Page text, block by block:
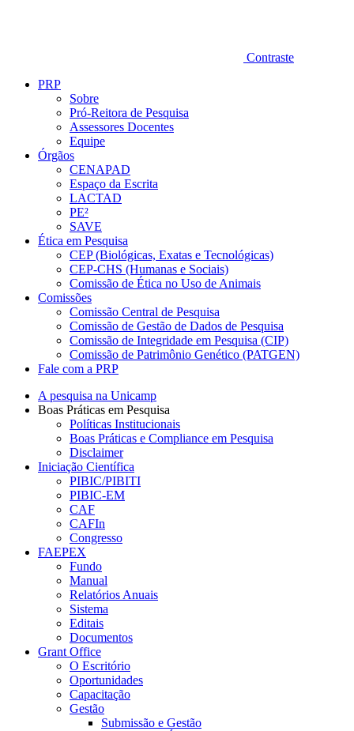
Contraste
PRP
Sobre
Pró-Reitora de Pesquisa
Assessores Docentes
Equipe
Órgãos
CENAPAD
Espaço da Escrita
LACTAD
PE²
SAVE
Ética em Pesquisa
CEP (Biológicas, Exatas e Tecnológicas)
CEP-CHS (Humanas e Sociais)
Comissão de Ética no Uso de Animais
Comissões
Comissão Central de Pesquisa
Comissão de Gestão de Dados de Pesquisa
Comissão de Integridade em Pesquisa (CIP)
Comissão de Patrimônio Genético (PATGEN)
Fale com a PRP
A pesquisa na Unicamp
Boas Práticas em Pesquisa
Políticas Institucionais
Boas Práticas e Compliance em Pesquisa
Disclaimer
Iniciação Científica
PIBIC/PIBITI
PIBIC-EM
CAF
CAFIn
Congresso
FAEPEX
Fundo
Manual
Relatórios Anuais
Sistema
Editais
Documentos
Grant Office
O Escritório
Oportunidades
Capacitação
Gestão
Submissão e Gestão